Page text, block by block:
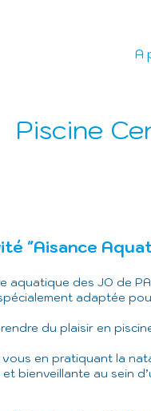
A
Piscine
"Aisance
aquatique des JO de
adaptée
du plaisir en
en pratiquant la
bienveillante au sein